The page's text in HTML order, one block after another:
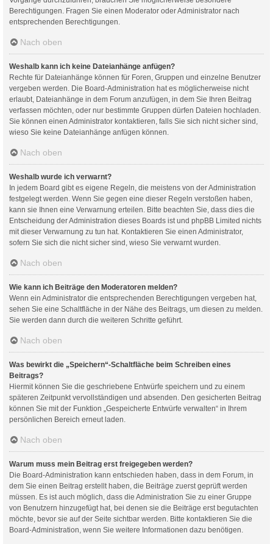
Berechtigungen. Fragen Sie einen Moderator oder Administrator nach
entsprechenden Berechtigungen.
Nach oben
Weshalb kann ich keine Dateianhänge anfügen?
Rechte für Dateianhänge können für Foren, Gruppen und einzelne Benutzer
vergeben werden. Die Board-Administration hat es möglicherweise nicht
erlaubt, Dateianhänge in dem Forum anzufügen, in dem Sie Ihren Beitrag
verfassen möchten, oder nur bestimmte Gruppen dürfen Dateien hochladen.
Sie können einen Administrator kontaktieren, falls Sie sich nicht sicher sind,
wieso Sie keine Dateianhänge anfügen können.
Nach oben
Weshalb wurde ich verwarnt?
In jedem Board gibt es eigene Regeln, die meistens von der Administration
festgelegt werden. Wenn Sie gegen eine dieser Regeln verstoßen haben,
kann sie Ihnen eine Verwarnung erteilen. Bitte beachten Sie, dass dies die
Entscheidung der Administration dieses Boards ist und phpBB Limited nichts
mit dieser Verwarnung zu tun hat. Kontaktieren Sie einen Administrator,
sofern Sie sich die nicht sicher sind, wieso Sie verwarnt wurden.
Nach oben
Wie kann ich Beiträge den Moderatoren melden?
Wenn ein Administrator die entsprechenden Berechtigungen vergeben hat,
sehen Sie eine Schaltfläche in der Nähe des Beitrags, um diesen zu melden.
Sie werden dann durch die weiteren Schritte geführt.
Nach oben
Was bewirkt die „Speichern“-Schaltfläche beim Schreiben eines
Beitrags?
Hiermit können Sie die geschriebene Entwürfe speichern und zu einem
späteren Zeitpunkt vervollständigen und absenden. Den gesicherten Beitrag
können Sie mit der Funktion „Gespeicherte Entwürfe verwalten“ in Ihrem
persönlichen Bereich erneut laden.
Nach oben
Warum muss mein Beitrag erst freigegeben werden?
Die Board-Administration kann entschieden haben, dass in dem Forum, in
dem Sie einen Beitrag erstellt haben, die Beiträge zuerst geprüft werden
müssen. Es ist auch möglich, dass die Administration Sie zu einer Gruppe
von Benutzern hinzugefügt hat, bei denen sie die Beiträge erst begutachten
möchte, bevor sie auf der Seite sichtbar werden. Bitte kontaktieren Sie die
Board-Administration, wenn Sie weitere Informationen dazu benötigen.